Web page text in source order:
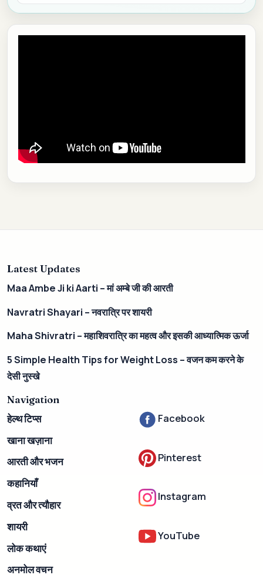
Latest Updates
Maa Ambe Ji ki Aarti – मां अम्बे जी की आरती
Navratri Shayari – नवरात्रि पर शायरी
Maha Shivratri – महाशिवरात्रि का महत्व और इसकी आध्यात्मिक ऊर्जा
5 Simple Health Tips for Weight Loss – वजन कम करने के
देसी नुस्खे
Navigation
हेल्थ टिप्स
खाना खज़ाना
आरती और भजन
कहानियाँ
व्रत और त्यौहार
शायरी
लोक कथाएं
अनमोल वचन
Facebook
Pinterest
Instagram
YouTube